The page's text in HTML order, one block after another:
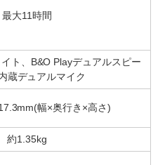
最大11時間
ト、B&O Playデュアルスピー
蔵デュアルマイク
幅×奥行き×高さ)
約1.35kg